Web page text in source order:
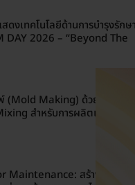
ดงเทคโนโลยีด้านการบำรุงรักษา
DAY 2026 – “Beyond The
(Mold Making) ด้วยกระบวนก
สำหรับการผลิตเครื่องประ
Maintenance: สร้างระบบซ่อม